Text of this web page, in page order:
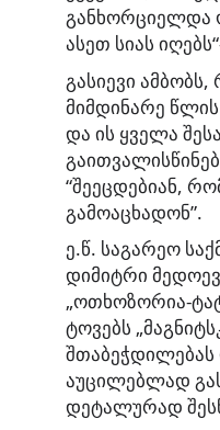
განხორციელდა
ასეთ სიას
გასიევი ამბობს,
მიმდინარე
და ის ყველა
“შეეცდებიან,
გამოაცხადონ”.
ე.წ. საგარეო
დიმიტრი
„ოთხოზორია-
ტოვებს
შთაბეჭდილებას
აუცილებლად
დეტალურად